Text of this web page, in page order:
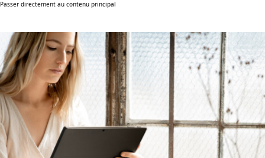
Passer directement au contenu principal